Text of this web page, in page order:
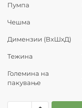
Пумпа
Чешма
Димензии (ВxШxД)
Тежина
Големина на
пакување